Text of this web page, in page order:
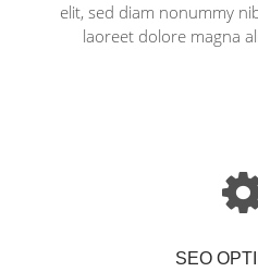
elit, sed diam nonummy
laoreet dolore magna
SEO